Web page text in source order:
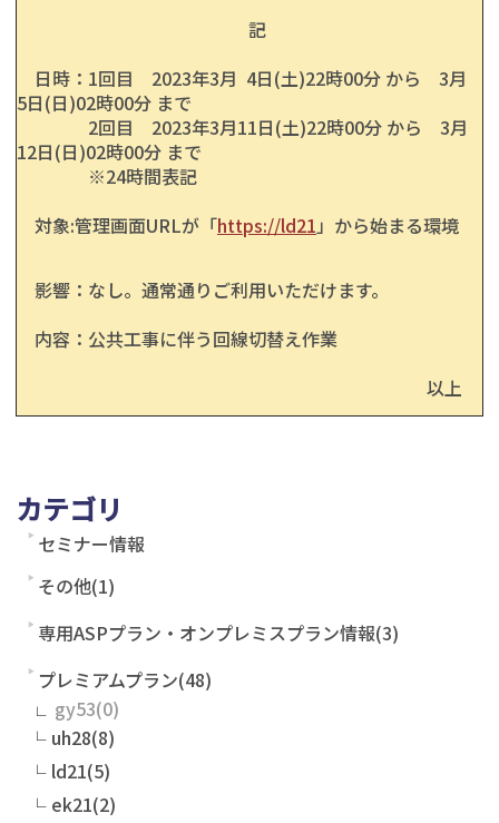
記
日時：1回目 2023年3月 4日(土)22時00分 から 3月
5日(日)02時00分 まで
2回目 2023年3月11日(土)22時00分 から 3月
12日(日)02時00分 まで
※24時間表記
対象:管理画面URLが「https://ld21」から始まる環境
影響：なし。通常通りご利用いただけます。
内容：公共工事に伴う回線切替え作業
以上
カテゴリ
セミナー情報
その他(1)
専用ASPプラン・オンプレミスプラン情報(3)
プレミアムプラン(48)
gy53
uh28(8)
ld21(5)
ek21(2)